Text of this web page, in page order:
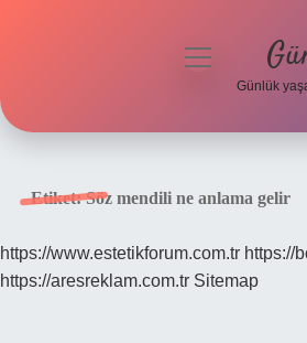
Hakkımızda
menüyü
Günlük
Etiket:Söz mendili ne anlama gelir
https://www.estetikforum.com.tr https://
https://aresreklam.com.tr Sitemap